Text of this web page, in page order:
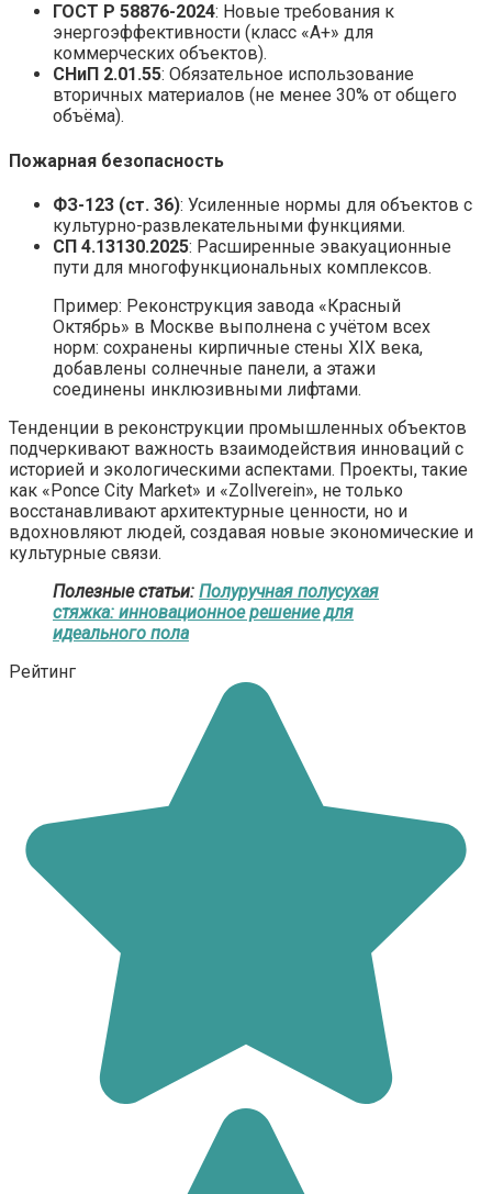
ГОСТ Р 58876-2024: Новые требования к
энергоэффективности (класс «А+» для
коммерческих объектов).
СНиП 2.01.55: Обязательное использование
вторичных материалов (не менее 30% от общего
объёма).
Пожарная безопасность
ФЗ-123 (ст. 36): Усиленные нормы для объектов с
культурно-развлекательными функциями.
СП 4.13130.2025: Расширенные эвакуационные
пути для многофункциональных комплексов.
Пример: Реконструкция завода «Красный
Октябрь» в Москве выполнена с учётом всех
норм: сохранены кирпичные стены XIX века,
добавлены солнечные панели, а этажи
соединены инклюзивными лифтами.
Тенденции в реконструкции промышленных объектов
подчеркивают важность взаимодействия инноваций с
историей и экологическими аспектами. Проекты, такие
как «Ponce City Market» и «Zollverein», не только
восстанавливают архитектурные ценности, но и
вдохновляют людей, создавая новые экономические и
культурные связи.
Полезные статьи: Полуручная полусухая
стяжка: инновационное решение для
идеального пола
Рейтинг